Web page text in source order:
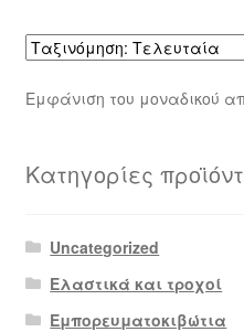
Εμφάνιση του μοναδικού
Κατηγορίες
Uncategorized
Ελαστικά και τροχοί
Εμπορευματοκιβώτια